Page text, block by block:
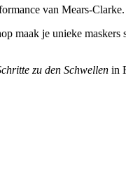
van Mears-Clarke.
maak je unieke maskers
zu den Schwellen in